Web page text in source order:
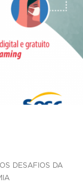
DESAFIOS DA